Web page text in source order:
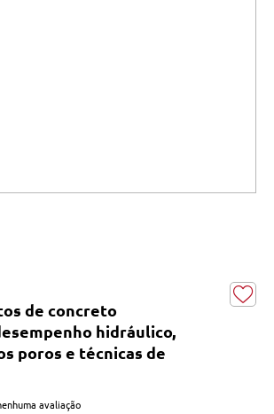
de concreto
hidráulico,
poros e técnicas de
avaliação